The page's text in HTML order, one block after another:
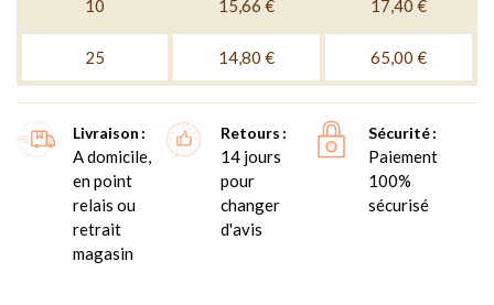
10 15,66 € 17,40 €
25 14,80 € 65,00 €
Livraison
A domicile,
en point
relais ou
retrait
magasin
Retours
14 jours
pour
changer
d'avis
Sécurité
Paiement
100%
sécurisé